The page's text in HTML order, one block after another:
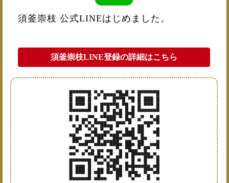
須釜崇枝 公式LINEはじめました。
須釜崇枝LINE登録の詳細はこちら